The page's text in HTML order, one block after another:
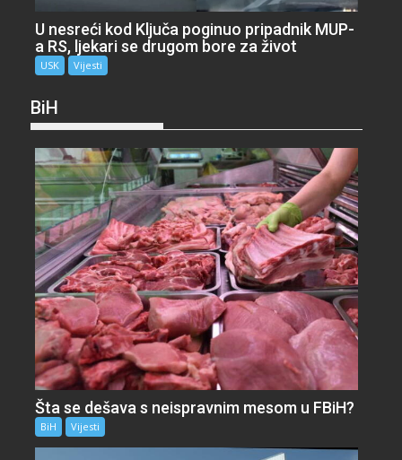
U nesreći kod Ključa poginuo pripadnik MUP-
a RS, ljekari se drugom bore za život
USK Vijesti
BiH
Šta se dešava s neispravnim mesom u FBiH?
BiH Vijesti